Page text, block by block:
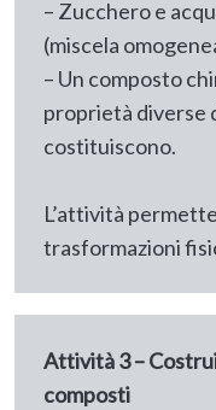
– Zucchero e
(miscela
– Un composto
proprietà diverse
costituiscono.
L’attività
trasformazioni
Attività 3 –
composti